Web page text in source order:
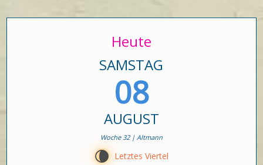
Heute
SAMSTAG
08
AUGUST
Woche 32 | Altmann
V Letztes Viertel